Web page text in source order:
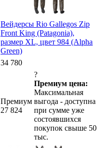
Вейдерсы Rio Gallegos Zip
Front King (Patagonia),
размер XL, цвет 984 (Alpha
Green)
34 780
Премиум
27 824
?
Премиум цена:
Максимальная
выгода - доступна
при сумме уже
состоявшихся
покупок свыше 50
тыс.